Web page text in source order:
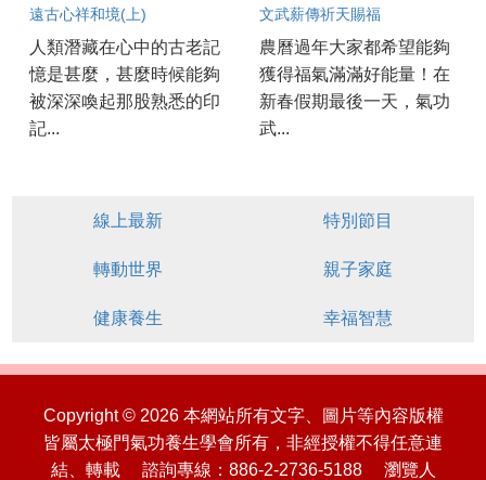
遠古心祥和境(上)
人類潛藏在心中的古老記
憶是甚麼，甚麼時候能夠
被深深喚起那股熟悉的印
記...
文武薪傳祈天賜福
農曆過年大家都希望能夠
獲得福氣滿滿好能量！在
新春假期最後一天，氣功
武...
線上最新 特別節目
轉動世界 親子家庭
健康養生 幸福智慧
Copyright © 2026 本網站所有文字、圖片等內容版權
皆屬太極門氣功養生學會所有，非經授權不得任意連
結、轉載 諮詢專線：886-2-2736-5188 瀏覽人